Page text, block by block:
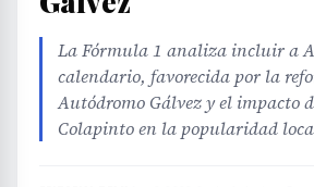
La Fórmula 1 analiza incluir a
calendario, favorecida por la
Autódromo Gálvez y el impacto
Colapinto en la popularidad